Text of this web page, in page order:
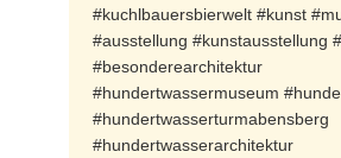
#kuchlbauersbierwelt #kunst
#ausstellung #kunstausstellung
#besonderearchitektur
#hundertwassermuseum
#hundertwasserturmabensberg
#hundertwasserarchitektur